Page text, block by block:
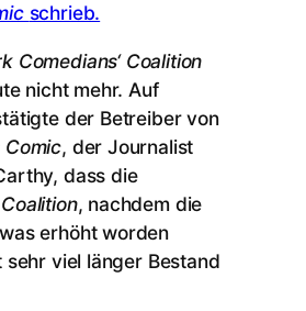
schrieb.
Comedians‘ Coalition
nicht mehr. Auf
der Betreiber von
Comic, der Journalist
dass die
, nachdem die
erhöht worden
viel länger Bestand